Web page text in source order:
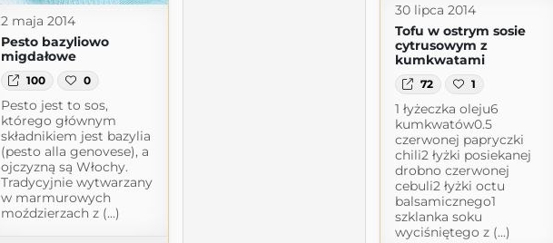
30 lipca 2014
Tofu w ostrym sosie
cytrusowym z
kumkwatami
72 1
1 łyżeczka oleju6
kumkwatów0.5
czerwonej papryczki
chili2 łyżki posiekanej
drobno czerwonej
cebuli2 łyżki octu
balsamicznego1
szklanka soku
wyciśniętego z (...)
2 maja 2014
Pesto bazyliowo
migdałowe
100 0
Pesto jest to sos,
którego głównym
składnikiem jest bazylia
(pesto alla genovese), a
ojczyzną są Włochy.
Tradycyjnie wytwarzany
w marmurowych
moździerzach z (...)